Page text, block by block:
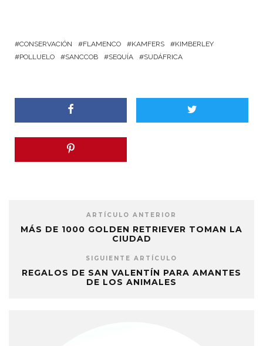
CONSERVACIÓN FLAMENCO KAMFERS
KIMBERLEY
POLLUELO
SANCCOB SEQUÍA SUDÁFRICA
ARTÍCULO ANTERIOR
MÁS DE 1000 GOLDEN RETRIEVER TOMAN LA
CIUDAD
SIGUIENTE ARTÍCULO
REGALOS DE SAN VALENTÍN PARA AMANTES
DE LOS ANIMALES